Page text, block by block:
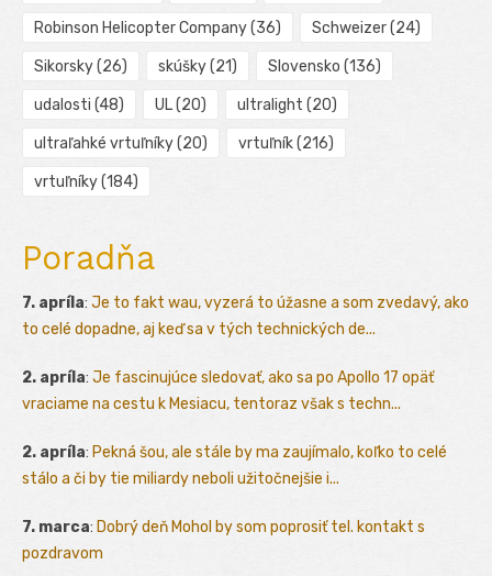
Robinson Helicopter Company(36) Schweizer(24)
Sikorsky(26) skúšky(21) Slovensko (136)
udalosti (48) UL(20) ultralight (20)
ultraľahké vrtuľníky(20) vrtuľník(216)
vrtuľníky(184)
Poradňa
7. apríla: Je to fakt wau, vyzerá to úžasne a som zvedavý, ako
to celé dopadne, aj keď sa v tých technických de...
2. apríla: Je fascinujúce sledovať, ako sa po Apollo 17 opäť
vraciame na cestu k Mesiacu, tentoraz však s techn...
2. apríla: Pekná šou, ale stále by ma zaujímalo, koľko to celé
stálo a či by tie miliardy neboli užitočnejšie i...
7. marca: Dobrý deň Mohol by som poprosiť tel. kontakt s
pozdravom